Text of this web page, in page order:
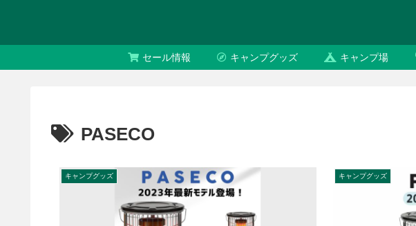
セール情報 キャンプグッズ キャンプ場
PASECO
キャンプグッズ キャンプグッズ